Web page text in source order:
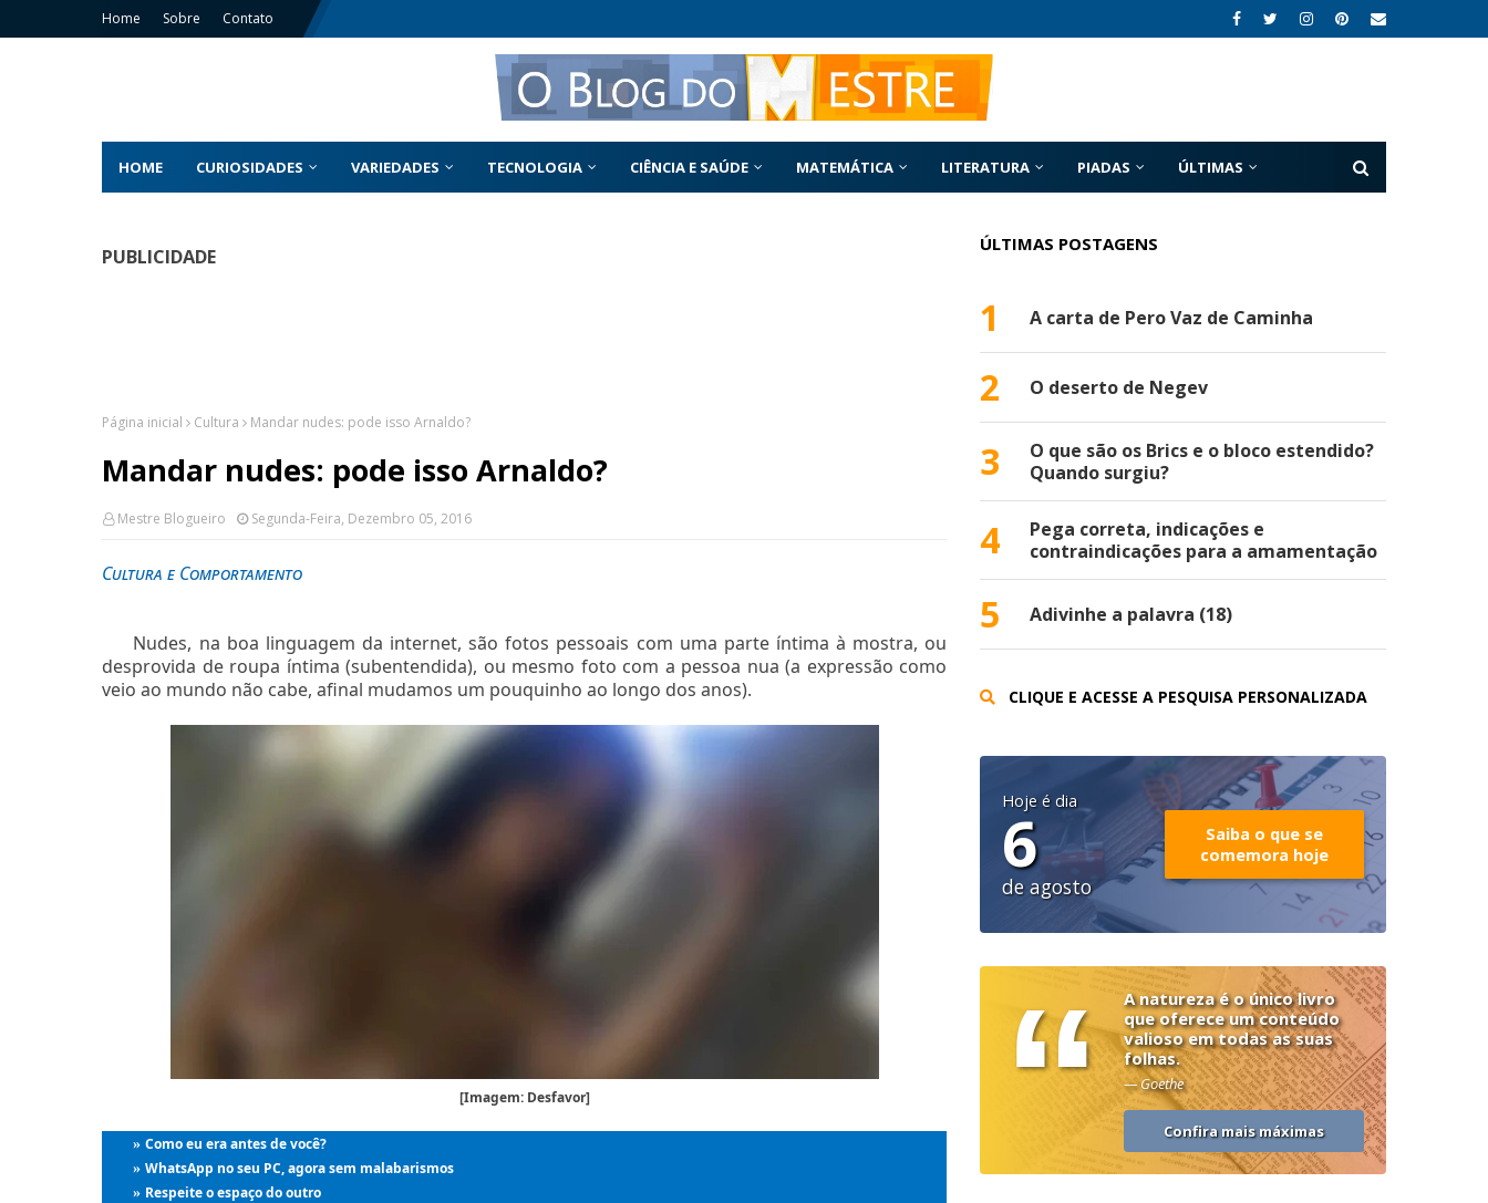
Home Sobre Contato
HOME CURIOSIDADES VARIEDADES TECNOLOGIA CIÊNCIA E SAÚDE MATEMÁTICA LITERATURA PIADAS ÚLTIMAS
PUBLICIDADE
Página inicial Cultura Mandar nudes: pode isso Arnaldo?
Mandar nudes: pode isso Arnaldo?
Mestre Blogueiro Segunda-Feira, Dezembro 05, 2016
Cultura e Comportamento
Nudes, na boa linguagem da internet, são fotos pessoais com uma parte íntima à mostra, ou
desprovida de roupa íntima (subentendida), ou mesmo foto com a pessoa nua (a expressão como
veio ao mundo não cabe, afinal mudamos um pouquinho ao longo dos anos).
[Imagem: Desfavor]
» Como eu era antes de você?
» WhatsApp no seu PC, agora sem malabarismos
» Respeite o espaço do outro
ÚLTIMAS POSTAGENS
1 A carta de Pero Vaz de Caminha
2 O deserto de Negev
3
O que são os Brics e o bloco estendido?
Quando surgiu?
4
Pega correta, indicações e
contraindicações para a amamentação
5 Adivinhe a palavra (18)
CLIQUE E ACESSE A PESQUISA PERSONALIZADA
Hoje é dia
6
de agosto
Saiba o que se
comemora hoje
“
A natureza é o único livro
que oferece um conteúdo
valioso em todas as suas
folhas.
— Goethe
Confira mais máximas